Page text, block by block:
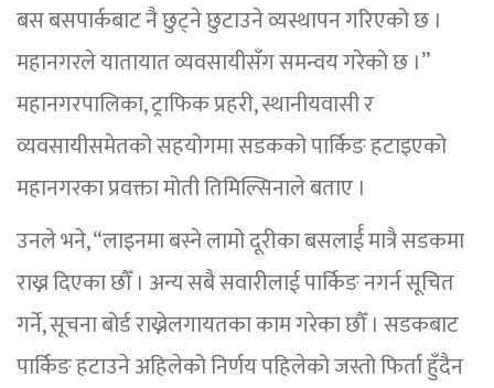
बस बसपार्कबाट नै छुट्ने छुटाउने व्यस्थापन गरिएको छ ।
महानगरले यातायात व्यवसायीसँग समन्वय गरेको छ ।”
महानगरपालिका, ट्राफिक प्रहरी, स्थानीयवासी र
व्यवसायीसमेतको सहयोगमा सडकको पार्किङ हटाइएको
महानगरका प्रवक्ता मोती तिमिल्सिनाले बताए ।
उनले भने, “लाइनमा बस्ने लामो दूरीका बसलार्ई मात्रै सडकमा
राख्न दिएका छौँ । अन्य सबै सवारीलाई पार्किङ नगर्न सूचित
गर्ने, सूचना बोर्ड राख्नेलगायतका काम गरेका छौँ । सडकबाट
पार्किङ हटाउने अहिलेको निर्णय पहिलेको जस्तो फिर्ता हुँदैन